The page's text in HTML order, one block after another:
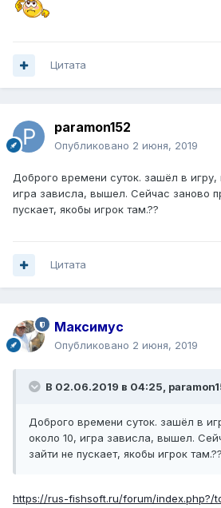
Цитата
paramon152
Опубликовано 2 июня, 2019
Доброго времени суток. зашёл в игру,
игра зависла, вышел. Сейчас заново
пускает, якобы игрок там.??
Цитата
Максимус
Опубликовано 2 июня, 2019
В 02.06.2019 в 04:25,
Доброго времени суток. зашёл в
около 10, игра зависла, вышел.
зайти не пускает, якобы игрок там.??
https://rus-fishsoft.ru/forum/index.php?/